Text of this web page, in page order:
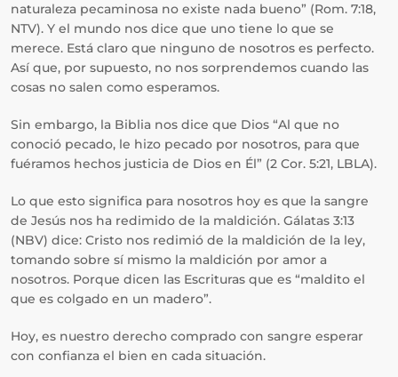
naturaleza pecaminosa no existe nada bueno” (Rom. 7:18,
NTV). Y el mundo nos dice que uno tiene lo que se
merece. Está claro que ninguno de nosotros es perfecto.
Así que, por supuesto, no nos sorprendemos cuando las
cosas no salen como esperamos.
Sin embargo, la Biblia nos dice que Dios “Al que no
conoció pecado, le hizo pecado por nosotros, para que
fuéramos hechos justicia de Dios en Él” (2 Cor. 5:21, LBLA).
Lo que esto significa para nosotros hoy es que la sangre
de Jesús nos ha redimido de la maldición. Gálatas 3:13
(NBV) dice: Cristo nos redimió de la maldición de la ley,
tomando sobre sí mismo la maldición por amor a
nosotros. Porque dicen las Escrituras que es “maldito el
que es colgado en un madero”.
Hoy, es nuestro derecho comprado con sangre esperar
con confianza el bien en cada situación.